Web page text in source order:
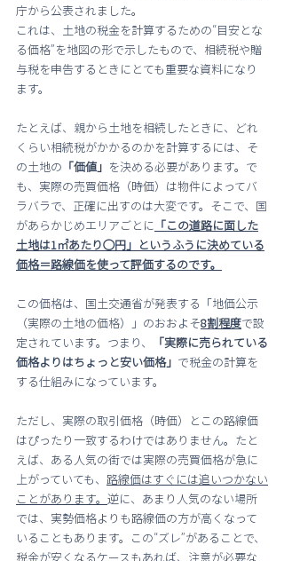
庁から公表されました。
これは、土地の税金を計算するための“目安とな
る価格”を地図の形で示したもので、相続税や贈
与税を申告するときにとても重要な資料になり
ます。
たとえば、親から土地を相続したときに、どれ
くらい相続税がかかるのかを計算するには、そ
の土地の 「価値」 を決める必要があります。で
も、実際の売買価格（時価）は物件によってバ
ラバラで、正確に出すのは大変です。そこで、国
があらかじめエリアごとに 「この道路に面した
土地は1㎡あたり◯円」というふうに決めている
価格＝路線価を使って評価するのです。
この価格は、国土交通省が発表する「地価公示
（実際の土地の価格）」のおおよそ8割程度で設
定されています。つまり、
「実際に売られている
価格よりはちょっと安い価格」 で税金の計算を
する仕組みになっています。
ただし、実際の取引価格（時価）とこの路線価
はぴったり一致するわけではありません。たと
えば、ある人気の街では実際の売買価格が急に
上がっていても、 路線価はすぐには追いつかない
ことがあります。 逆に、あまり人気のない場所
では、実勢価格よりも路線価の方が高くなって
いることもあります。この“ズレ”があることで、
税金が安くなるケースもあれば、注意が必要な